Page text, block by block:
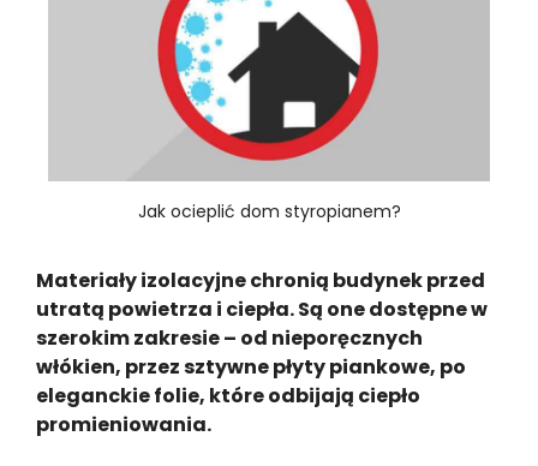
Jak ocieplić dom styropianem?
Materiały izolacyjne chronią budynek przed
utratą powietrza i ciepła. Są one dostępne w
szerokim zakresie – od nieporęcznych
włókien, przez sztywne płyty piankowe, po
eleganckie folie, które odbijają ciepło
promieniowania.